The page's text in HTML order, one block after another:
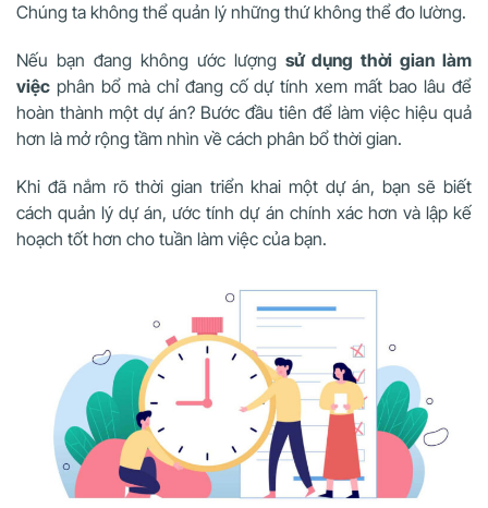
Chúng ta không thể quản lý những thứ không thể đo lường.
Nếu bạn đang không ước lượng sử dụng thời gian làm
việc phân bổ mà chỉ đang cố dự tính xem mất bao lâu để
hoàn thành một dự án? Bước đầu tiên để làm việc hiệu quả
hơn là mở rộng tầm nhìn về cách phân bổ thời gian.
Khi đã nắm rõ thời gian triển khai một dự án, bạn sẽ biết
cách quản lý dự án, ước tính dự án chính xác hơn và lập kế
hoạch tốt hơn cho tuần làm việc của bạn.